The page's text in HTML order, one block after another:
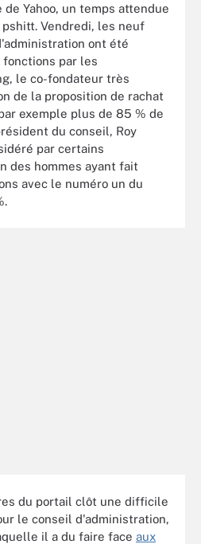
Yahoo, un temps attendue
Vendredi, les neuf
ont été
par les
le co-fondateur très
de la proposition de rachat
exemple plus de 85 % de
du conseil, Roy
par certains
des hommes ayant fait
avec le numéro un du
du portail clôt une difficile
le conseil d'administration,
il a du faire face aux